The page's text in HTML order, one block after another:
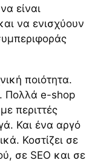
είναι
να ενισχύουν
ποιότητα.
Πολλά e-shop
περιττές
Και ένα αργό
Κοστίζει σε
σε SEO και σε